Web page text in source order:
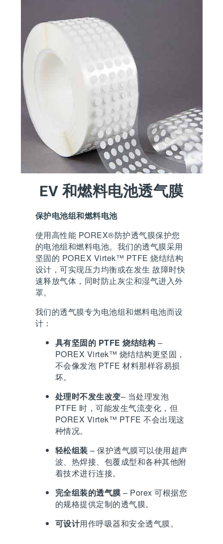
EV 和燃料电池透气膜
保护电池组和燃料电池
使用高性能 POREX®防护透气膜保护您
的电池组和燃料电池。我们的透气膜采用
坚固的 POREX Virtek™ PTFE 烧结结构
设计，可实现压力均衡或在发生 故障时快
速释放气体，同时防止灰尘和湿气进入外
罩。
我们的透气膜专为电池组和燃料电池而设
计：
具有坚固的 PTFE 烧结结构 –
POREX Virtek™ 烧结结构更坚固，
不会像发泡 PTFE 材料那样容易损
坏。
处理时不发生改变– 当处理发泡
PTFE 时，可能发生气流变化，但
POREX Virtek™ PTFE 不会出现这
种情况。
轻松组装 – 保护透气膜可以使用超声
波、热焊接、包覆成型和各种其他附
着技术进行连接。
完全组装的透气膜 – Porex 可根据您
的规格提供定制的透气膜。
可设计用作呼吸器和安全透气膜。